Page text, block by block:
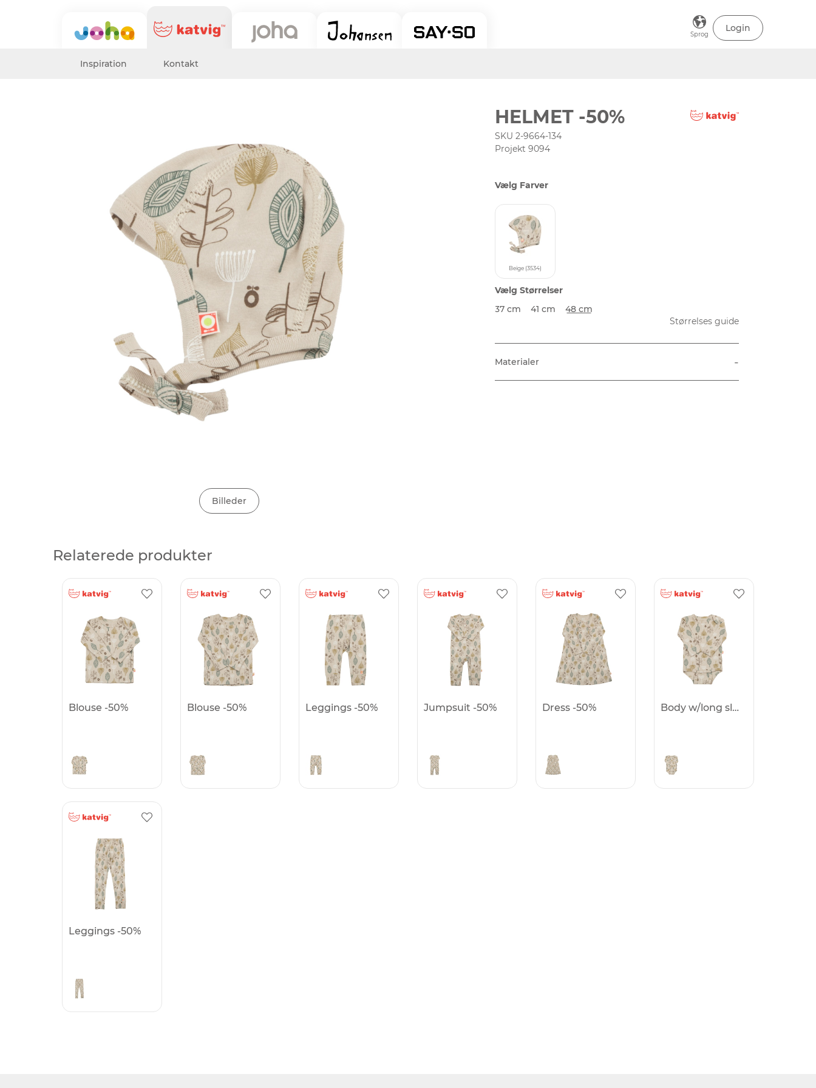
Sprog
Login
Inspiration Kontakt
Billeder
HELMET -50%
SKU 2-9664-134
Projekt 9094
Vælg Farver
Beige (3534)
Vælg Størrelser
37 cm
41 cm
48 cm
Størrelses guide
Materialer -
Relaterede produkter
Blouse -50% Blouse -50% Leggings -50% Jumpsuit -50% Dress -50% Body w/long sleeves -50%
Leggings -50%